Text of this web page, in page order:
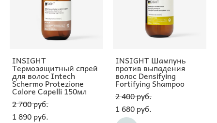
INSIGHT
Термозащитный спрей
для волос Intech
Schermo Protezione
Calore Capelli 150мл
2 700 pуб.
1 890 pуб.
INSIGHT Шампунь
против выпадения
волос Densifying
Fortifying Shampoo
2 400 pуб.
1 680 pуб.